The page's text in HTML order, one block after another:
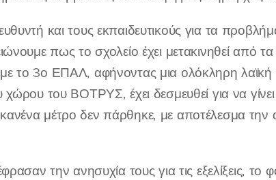
και τους εκπαιδευτικούς για τα
πως το σχολείο έχει μετακινηθεί από
το 3ο ΕΠΑΛ, αφήνοντας μια ολόκληρη λαϊκή
του ΒΟΤΡΥΣ, έχει δεσμευθεί για να
μέτρο δεν πάρθηκε, με αποτέλεσμα
την ανησυχία τους για τις εξελίξεις,